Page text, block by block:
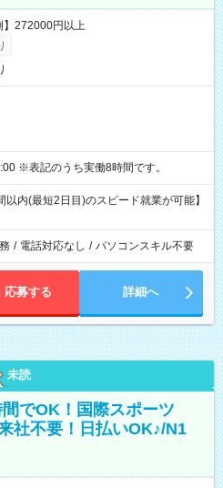
272000円以上
8:15～17:15 21:00～6:00 ※表記のうち実働8時間です。
内(最短2日目)のスピード就業が可能】
/ 電話対応なし / パソコンスキル不要
応募する 詳細へ
未読
でOK！国際スポーツ
社不要！日払いOK♪/N1